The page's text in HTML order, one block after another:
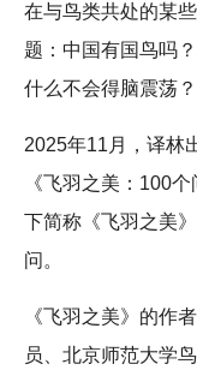
在与鸟类共处的某
题：中国有国鸟吗
什么不会得脑震荡
2025年11月，译林
《飞羽之美：100
下简称《飞羽之美
问。
《飞羽之美》的作
员、北京师范大学